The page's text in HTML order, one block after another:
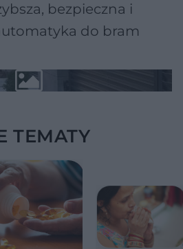
bezpieczna i
do bram
TEMATY